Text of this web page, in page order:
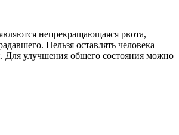
непрекращающаяся рвота,
Нельзя оставлять человека
Для улучшения общего состояния можно